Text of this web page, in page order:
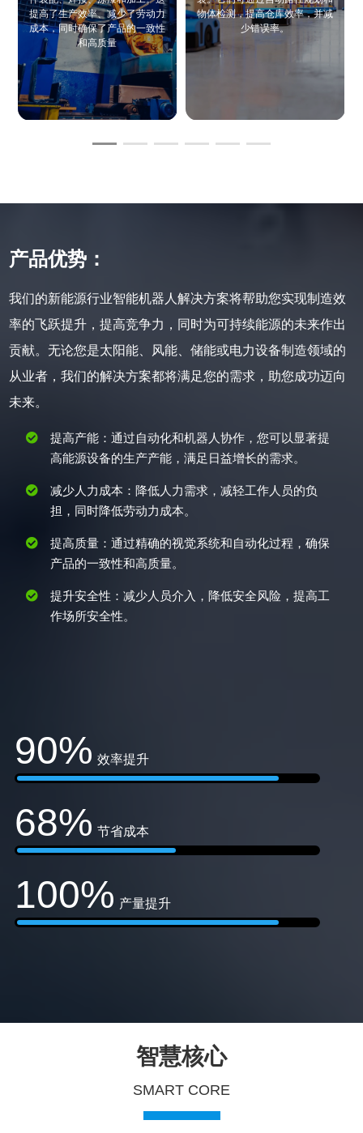
提高了生产效率、减少了劳动力
成本，同时确保了产品的一致性
和高质量
物体检测，提高仓库效率，并减
少错误率。
产品优势：
我们的新能源行业智能机器人解决方案将帮助您实现制造效
率的飞跃提升，提高竞争力，同时为可持续能源的未来作出
贡献。无论您是太阳能、风能、储能或电力设备制造领域的
从业者，我们的解决方案都将满足您的需求，助您成功迈向
未来。
提高产能：通过自动化和机器人协作，您可以显著提
高能源设备的生产产能，满足日益增长的需求。
减少人力成本：降低人力需求，减轻工作人员的负
担，同时降低劳动力成本。
提高质量：通过精确的视觉系统和自动化过程，确保
产品的一致性和高质量。
提升安全性：减少人员介入，降低安全风险，提高工
作场所安全性。
90% 效率提升
68% 节省成本
100% 产量提升
智慧核心
SMART CORE